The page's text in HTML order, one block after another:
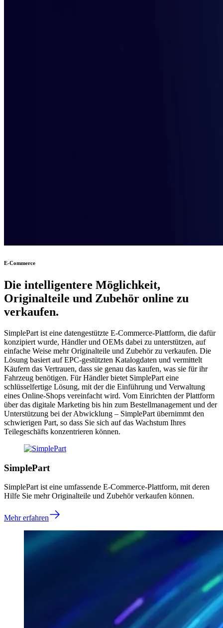
E-Commerce
Die intelligentere Möglichkeit,
Originalteile und Zubehör online zu
verkaufen.
SimplePart ist eine datengestützte E-Commerce-Plattform, die dafür
konzipiert wurde, Händler und OEMs dabei zu unterstützen, auf
einfache Weise mehr Originalteile und Zubehör zu verkaufen. Die
Lösung basiert auf EPC-gestützten Katalogdaten und vermittelt
Käufern das Vertrauen, dass sie genau das kaufen, was sie für ihr
Fahrzeug benötigen. Für Händler bietet SimplePart eine
schlüsselfertige Lösung, mit der die Einführung und Verwaltung
eines Online-Shops vereinfacht wird. Vom Einrichten der Plattform
über das digitale Marketing bis hin zum Bestellmanagement und der
Unterstützung bei der Abwicklung – SimplePart übernimmt den
schwierigen Part, so dass Sie sich auf das Wachstum Ihres
Teilegeschäfts konzentrieren können.
SimplePart
SimplePart ist eine umfassende E-Commerce-Plattform, mit deren
Hilfe Sie mehr Originalteile und Zubehör verkaufen können.
Mehr erfahren